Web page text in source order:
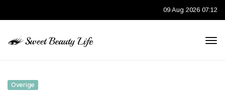
09 Aug 2026 07:12
Overige